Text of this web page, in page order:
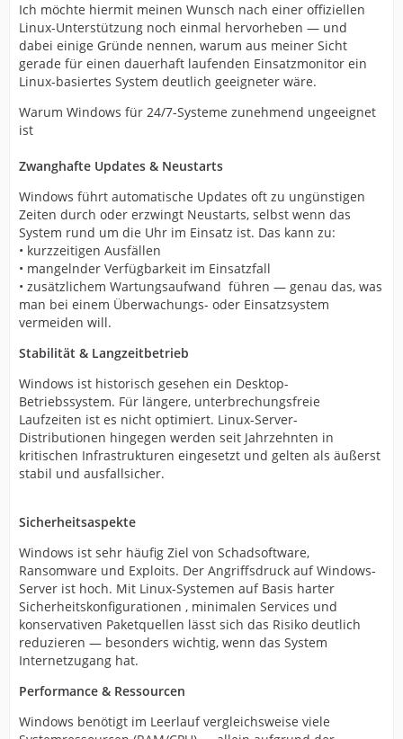
Ich möchte hiermit meinen Wunsch nach einer offiziellen
Linux-Unterstützung noch einmal hervorheben — und
dabei einige Gründe nennen, warum aus meiner Sicht
gerade für einen dauerhaft laufenden Einsatzmonitor ein
Linux-basiertes System deutlich geeigneter wäre.
Warum Windows für 24/7-Systeme zunehmend ungeeignet
ist
Zwanghafte Updates & Neustarts
Windows führt automatische Updates oft zu ungünstigen
Zeiten durch oder erzwingt Neustarts, selbst wenn das
System rund um die Uhr im Einsatz ist. Das kann zu:
• kurzzeitigen Ausfällen
• mangelnder Verfügbarkeit im Einsatzfall
• zusätzlichem Wartungsaufwand führen — genau das, was
man bei einem Überwachungs- oder Einsatzsystem
vermeiden will.
Stabilität & Langzeitbetrieb
Windows ist historisch gesehen ein Desktop-
Betriebssystem. Für längere, unterbrechungsfreie
Laufzeiten ist es nicht optimiert. Linux-Server-
Distributionen hingegen werden seit Jahrzehnten in
kritischen Infrastrukturen eingesetzt und gelten als äußerst
stabil und ausfallsicher.
Sicherheitsaspekte
Windows ist sehr häufig Ziel von Schadsoftware,
Ransomware und Exploits. Der Angriffsdruck auf Windows-
Server ist hoch. Mit Linux-Systemen auf Basis harter
Sicherheitskonfigurationen , minimalen Services und
konservativen Paketquellen lässt sich das Risiko deutlich
reduzieren — besonders wichtig, wenn das System
Internetzugang hat.
Performance & Ressourcen
Windows benötigt im Leerlauf vergleichsweise viele